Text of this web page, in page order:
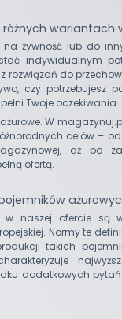
różnych wariantach
na żywność lub do
indywidualnym
rozwiązań do
czy potrzebujesz
Twoje oczekiwania.
W
celów –
aż po
ofertą.
w naszej ofercie są
Normy te
takich
dodatkowych